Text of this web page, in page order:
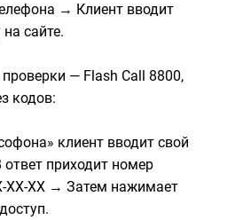
→ Клиент вводит
сайте.
— Flash Call 8800,
кодов:
клиент вводит свой
приходит номер
ХХ-ХХ → Затем нажимает